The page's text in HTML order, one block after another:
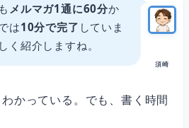
比較してみた
須崎
メルマガ1通に60分か
は10分で完了 していま
く紹介しますね。
かっている。でも、書く時間